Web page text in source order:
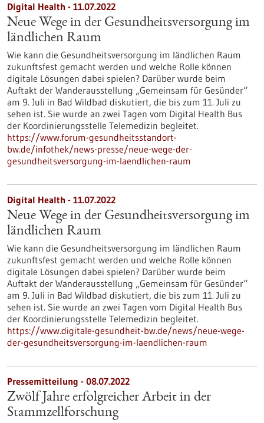
Digital Health - 11.07.2022
Neue Wege in der Gesundheitsversorgung im
ländlichen Raum
Wie kann die Gesundheitsversorgung im ländlichen Raum
zukunftsfest gemacht werden und welche Rolle können
digitale Lösungen dabei spielen? Darüber wurde beim
Auftakt der Wanderausstellung „Gemeinsam für Gesünder“
am 9. Juli in Bad Wildbad diskutiert, die bis zum 11. Juli zu
sehen ist. Sie wurde an zwei Tagen vom Digital Health Bus
der Koordinierungsstelle Telemedizin begleitet.
https://www.forum-gesundheitsstandort-
bw.de/infothek/news-presse/neue-wege-der-
gesundheitsversorgung-im-laendlichen-raum
Digital Health - 11.07.2022
Neue Wege in der Gesundheitsversorgung im
ländlichen Raum
Wie kann die Gesundheitsversorgung im ländlichen Raum
zukunftsfest gemacht werden und welche Rolle können
digitale Lösungen dabei spielen? Darüber wurde beim
Auftakt der Wanderausstellung „Gemeinsam für Gesünder“
am 9. Juli in Bad Wildbad diskutiert, die bis zum 11. Juli zu
sehen ist. Sie wurde an zwei Tagen vom Digital Health Bus
der Koordinierungsstelle Telemedizin begleitet.
https://www.digitale-gesundheit-bw.de/news/neue-wege-
der-gesundheitsversorgung-im-laendlichen-raum
Pressemitteilung - 08.07.2022
Zwölf Jahre erfolgreicher Arbeit in der
Stammzellforschung